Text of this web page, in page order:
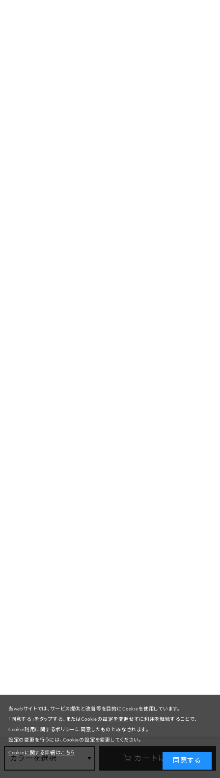
カラーを選択 カートに入れる
当webサイトでは、サービス提供と改善等を目的にCookieを使用しています。
「同意する」をタップする、またはCookieの設定を変更せずに利用を継続することで、
Cookie利用に関するポリシーに同意したものとみなされます。
設定の変更を行うには、Cookieの設定を変更してください。
Cookieに関する詳細はこちら
同意する